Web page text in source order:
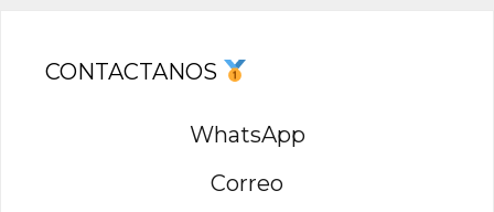
CONTACTANOS
WhatsApp
Correo